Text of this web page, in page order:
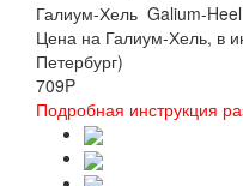
Галиум-Хель Galium-Heel
Цена на Галиум-Хель, в
Петербург)
709P
Подробная инструкция